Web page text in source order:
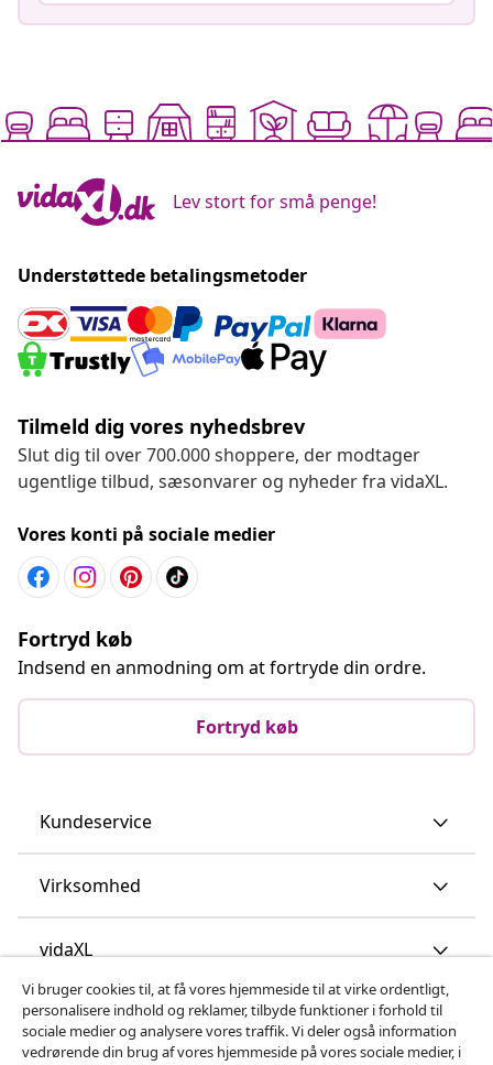
Lev stort for små penge!
Understøttede betalingsmetoder
Tilmeld dig vores nyhedsbrev
Slut dig til over 700.000 shoppere, der modtager
ugentlige tilbud, sæsonvarer og nyheder fra vidaXL.
Vores konti på sociale medier
Fortryd køb
Indsend en anmodning om at fortryde din ordre.
Fortryd køb
Kundeservice
Virksomhed
vidaXL
Opdag mere
Vi bruger cookies til, at få vores hjemmeside til at virke ordentligt,
personalisere indhold og reklamer, tilbyde funktioner i forhold til
sociale medier og analysere vores traffik. Vi deler også information
vedrørende din brug af vores hjemmeside på vores sociale medier, i